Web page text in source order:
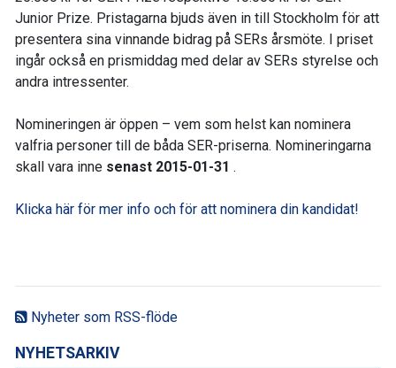
Nyheter som RSS-flöde
NYHETSARKIV
Junior Prize. Pristagarna bjuds även in till Stockholm för att
presentera sina vinnande bidrag på SERs årsmöte. I priset
ingår också en prismiddag med delar av SERs styrelse och
andra intressenter.
Nomineringen är öppen – vem som helst kan nominera
valfria personer till de båda SER-priserna. Nomineringarna
skall vara inne senast 2015-01-31 .
Klicka här för mer info och för att nominera din kandidat!